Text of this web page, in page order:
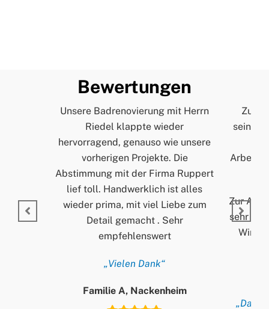
Bewertungen
Unsere Badrenovierung mit Herrn
Riedel klappte wieder
hervorragend, genauso wie unsere
vorherigen Projekte. Die
Abstimmung mit der Firma Ruppert
lief toll. Handwerklich ist alles
wieder prima, mit viel Liebe zum
Detail gemacht . Sehr
empfehlenswert
„Vielen Dank“
Familie A, Nackenheim
Zur
seinem
Zur
sehr
Wir